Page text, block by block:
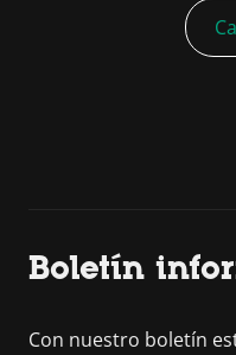
Boletín
Con nuestro boletín